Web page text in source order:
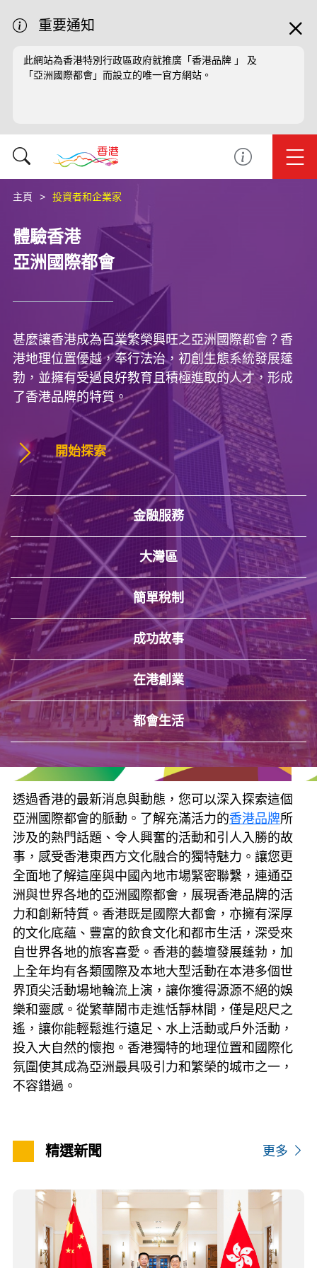
重要通知
此網站為香港特別行政區政府就推廣「香港品牌 」 及
「亞洲國際都會」而設立的唯一官方網站。
主頁 投資者和企業家
體驗香港
亞洲國際都會
甚麼讓香港成為百業繁榮興旺之亞洲國際都會？香
港地理位置優越，奉行法治，初創生態系統發展蓬
勃，並擁有受過良好教育且積極進取的人才，形成
了香港品牌的特質。
開始探索
金融服務
大灣區
簡單稅制
成功故事
在港創業
都會生活
透過香港的最新消息與動態，您可以深入探索這個
亞洲國際都會的脈動。了解充滿活力的香港品牌所
涉及的熱門話題、令人興奮的活動和引人入勝的故
事，感受香港東西方文化融合的獨特魅力。讓您更
全面地了解這座與中國內地市場緊密聯繫，連通亞
洲與世界各地的亞洲國際都會，展現香港品牌的活
力和創新特質。香港既是國際大都會，亦擁有深厚
的文化底蘊、豐富的飲食文化和都市生活，深受來
自世界各地的旅客喜愛。香港的藝壇發展蓬勃，加
上全年均有各類國際及本地大型活動在本港多個世
界頂尖活動場地輪流上演，讓你獲得源源不絕的娛
樂和靈感。從繁華鬧市走進恬靜林間，僅是咫尺之
遙，讓你能輕鬆進行遠足、水上活動或戶外活動，
投入大自然的懷抱。香港獨特的地理位置和國際化
氛圍使其成為亞洲最具吸引力和繁榮的城市之一，
不容錯過。
精選新聞 更多